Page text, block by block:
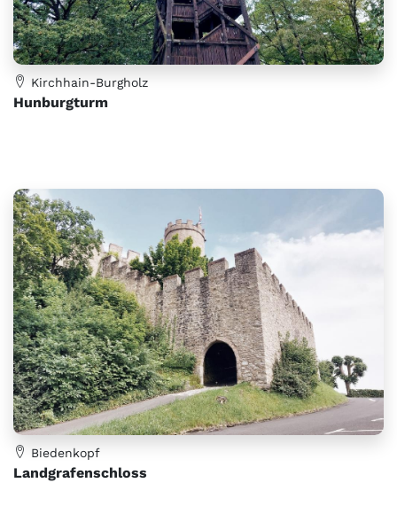
Kirchhain-Burgholz
Hunburgturm
Biedenkopf
Landgrafenschloss